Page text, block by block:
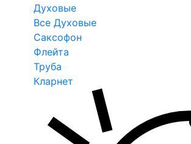
Духовые
Все Духовые
Саксофон
Флейта
Труба
Кларнет